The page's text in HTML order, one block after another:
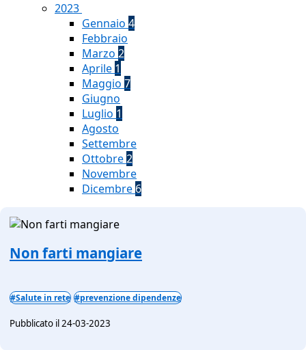
2023
Gennaio 4
Febbraio
Marzo 2
Aprile 1
Maggio 7
Giugno
Luglio 1
Agosto
Settembre
Ottobre2
Novembre
Dicembre 6
Non farti mangiare
#Salute in rete #prevenzione dipendenze
Pubblicato il 24-03-2023